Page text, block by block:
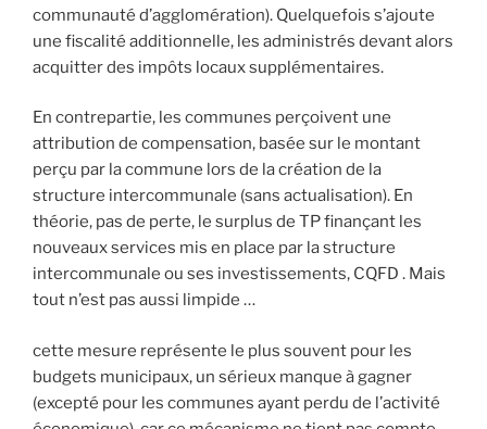
communauté d’agglomération). Quelquefois s’ajoute
une fiscalité additionnelle, les administrés devant alors
acquitter des impôts locaux supplémentaires.
En contrepartie, les communes perçoivent une
attribution de compensation, basée sur le montant
perçu par la commune lors de la création de la
structure intercommunale (sans actualisation). En
théorie, pas de perte, le surplus de TP finançant les
nouveaux services mis en place par la structure
intercommunale ou ses investissements, CQFD . Mais
tout n’est pas aussi limpide …
cette mesure représente le plus souvent pour les
budgets municipaux, un sérieux manque à gagner
(excepté pour les communes ayant perdu de l’activité